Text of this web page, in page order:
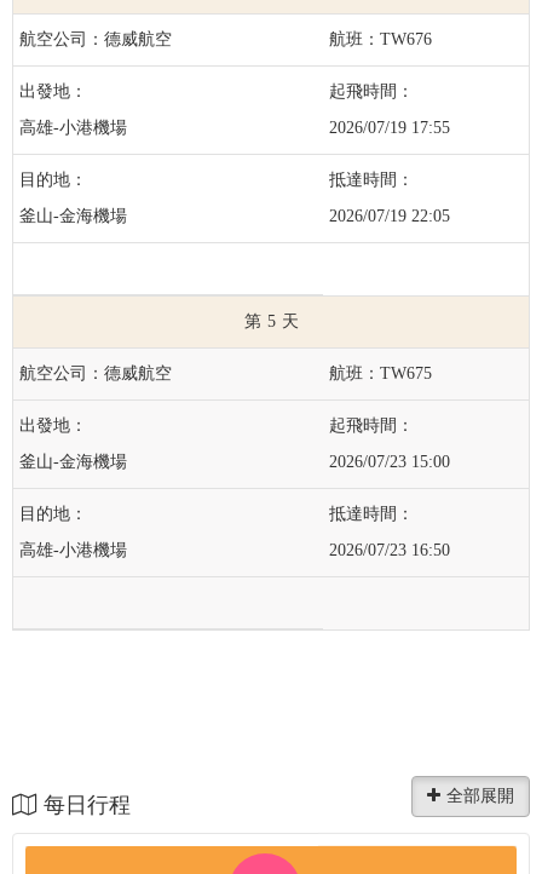
德威航空 TW676
高雄-小港機場 2026/07/19 17:55
釜山-金海機場 2026/07/19 22:05
5
德威航空 TW675
釜山-金海機場 2026/07/23 15:00
高雄-小港機場 2026/07/23 16:50
每日行程